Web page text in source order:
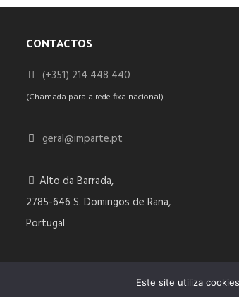
CONTACTOS
(+351) 214 448 440
(Chamada para a rede fixa nacional)
geral@imparte.pt
Alto da Barrada,
2785-646 S. Domingos de Rana,
Portugal
© 2023 IMPARTE. All Rights Reserved.
Este site utiliza